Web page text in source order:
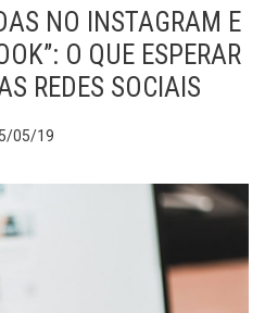
NO INSTAGRAM E
O QUE ESPERAR
REDES SOCIAIS
05/19